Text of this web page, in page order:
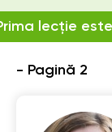
- Pagină 2
lecție